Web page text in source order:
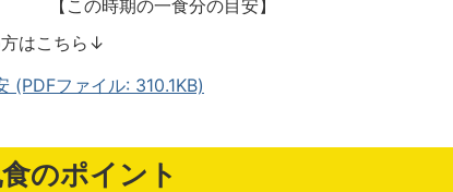
【この時期の一食分の目安】
はこちら↓
(PDFファイル: 310.1KB)
のポイント